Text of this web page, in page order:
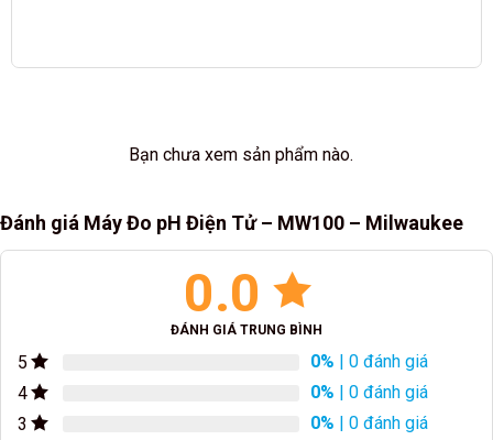
Bạn chưa xem sản phẩm nào.
Đánh giá Máy Đo pH Điện Tử – MW100 – Milwaukee
0.0
ĐÁNH GIÁ TRUNG BÌNH
5 0% | 0 đánh giá
4
0% | 0 đánh giá
3
0% | 0 đánh giá